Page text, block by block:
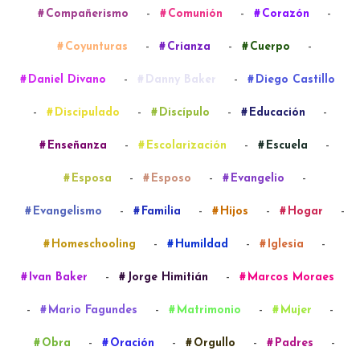
Compañerismo - Comunión - Corazón -
Coyunturas - Crianza - Cuerpo -
Daniel Divano - Danny Baker - Diego Castillo
- Discipulado - Discípulo - Educación -
Enseñanza - Escolarización - Escuela -
Esposa - Esposo - Evangelio -
Evangelismo - Familia - Hijos - Hogar -
Homeschooling - Humildad - Iglesia -
Ivan Baker - Jorge Himitián - Marcos Moraes
- Mario Fagundes - Matrimonio - Mujer -
Obra - Oración - Orgullo - Padres -